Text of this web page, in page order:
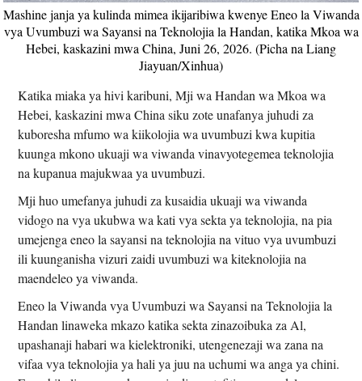
Mashine janja ya kulinda mimea ikijaribiwa kwenye Eneo la Viwanda
vya Uvumbuzi wa Sayansi na Teknolojia la Handan, katika Mkoa wa
Hebei, kaskazini mwa China, Juni 26, 2026. (Picha na Liang
Jiayuan/Xinhua)
Katika miaka ya hivi karibuni, Mji wa Handan wa Mkoa wa
Hebei, kaskazini mwa China siku zote unafanya juhudi za
kuboresha mfumo wa kiikolojia wa uvumbuzi kwa kupitia
kuunga mkono ukuaji wa viwanda vinavyotegemea teknolojia
na kupanua majukwaa ya uvumbuzi.
Mji huo umefanya juhudi za kusaidia ukuaji wa viwanda
vidogo na vya ukubwa wa kati vya sekta ya teknolojia, na pia
umejenga eneo la sayansi na teknolojia na vituo vya uvumbuzi
ili kuunganisha vizuri zaidi uvumbuzi wa kiteknolojia na
maendeleo ya viwanda.
Eneo la Viwanda vya Uvumbuzi wa Sayansi na Teknolojia la
Handan linaweka mkazo katika sekta zinazoibuka za Al,
upashanaji habari wa kielektroniki, utengenezaji wa zana na
vifaa vya teknolojia ya hali ya juu na uchumi wa anga ya chini.